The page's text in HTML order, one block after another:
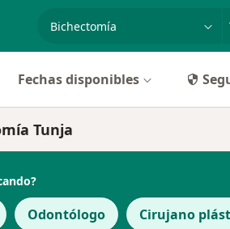
especialidad, enfermedad o
Fechas disponibles
Tunja
Odontólogo Cirujano